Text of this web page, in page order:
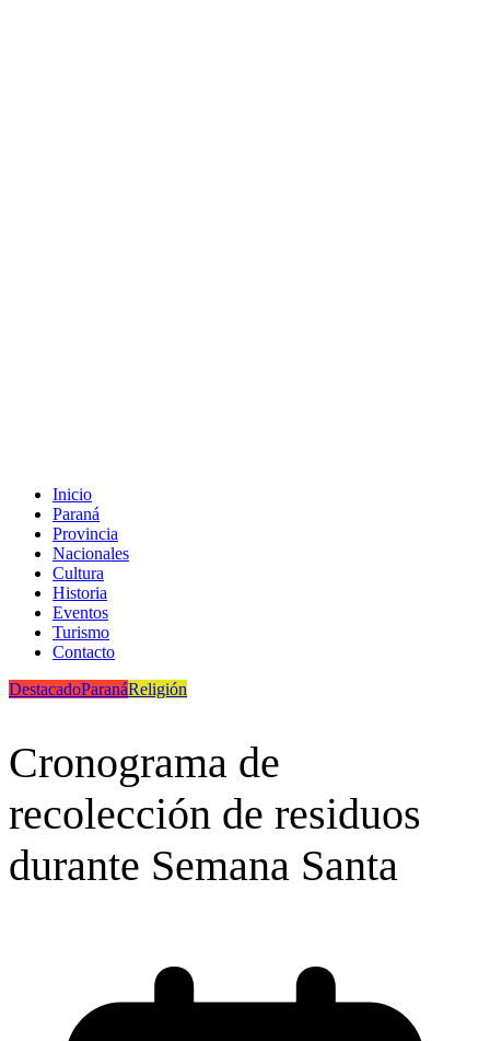
Inicio
Paraná
Provincia
Nacionales
Cultura
Historia
Eventos
Turismo
Contacto
DestacadoParanáReligión
Cronograma de
recolección de residuos
durante Semana Santa